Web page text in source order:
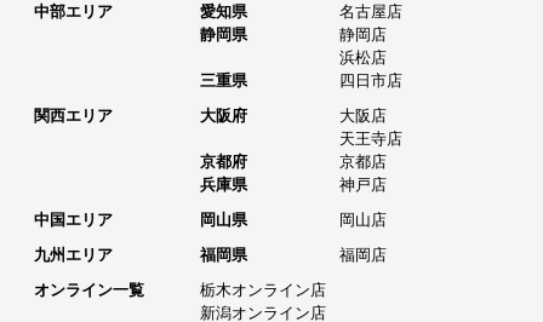
中部エリア
愛知県
名古屋店
静岡県
静岡店
浜松店
三重県
四日市店
関西エリア
大阪府
大阪店
天王寺店
京都府
京都店
兵庫県
神戸店
中国エリア
岡山県
岡山店
九州エリア
福岡県
福岡店
オンライン一覧
栃木オンライン店
新潟オンライン店